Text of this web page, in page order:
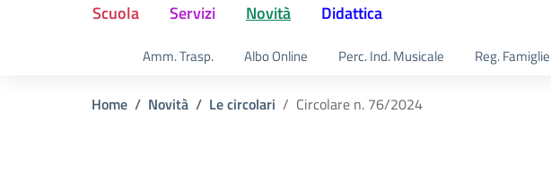
Scuola Servizi Novità Didattica
Amm. Trasp. Albo Online Perc. Ind. Musicale Reg. Famiglie
Home Novità Le circolari Circolare n. 76/2024